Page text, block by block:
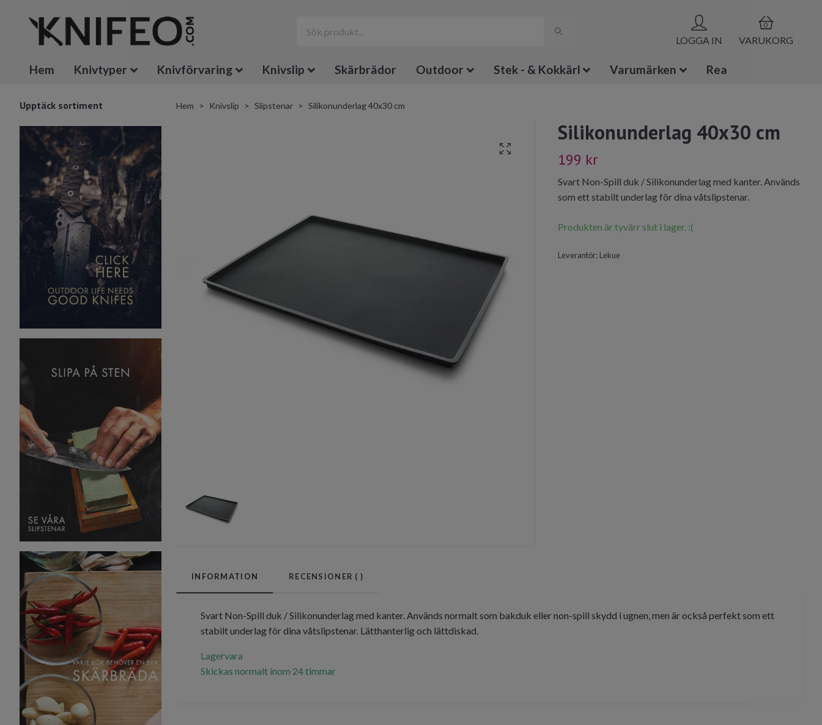
LOGGA IN
0
VARUKORG
Hem Knivtyper Knivförvaring Knivslip Skärbrädor Outdoor Stek - & Kokkärl Varumärken Rea
Upptäck sortiment Hem Knivslip Slipstenar Silikonunderlag 40x30 cm
Silikonunderlag 40x30 cm
199 kr
Svart Non-Spill duk / Silikonunderlag med kanter. Används
som ett stabilt underlag för dina våtslipstenar.
Produkten är tyvärr slut i lager. :(
Leverantör: Lekue
INFORMATION RECENSIONER ( )
Svart Non-Spill duk / Silikonunderlag med kanter. Används normalt som bakduk eller non-spill skydd i ugnen, men är också perfekt som ett
stabilt underlag för dina våtslipstenar. Lätthanterlig och lättdiskad.
Lagervara
Skickas normalt inom 24 timmar